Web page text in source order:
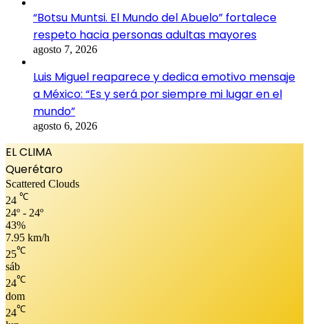
“Botsu Muntsi. El Mundo del Abuelo” fortalece
respeto hacia personas adultas mayores
agosto 7, 2026
Luis Miguel reaparece y dedica emotivo mensaje
a México: “Es y será por siempre mi lugar en el
mundo”
agosto 6, 2026
EL CLIMA
Querétaro
Scattered Clouds
24 ℃
24º - 24º
43%
7.95 km/h
25℃
sáb
24℃
dom
24℃